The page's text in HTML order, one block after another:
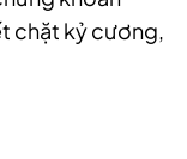
chặt kỷ cương,